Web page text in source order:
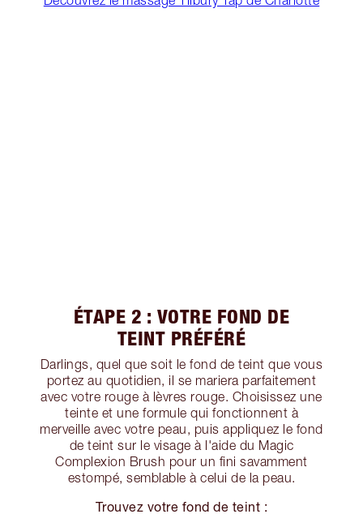
ÉTAPE 2 : VOTRE FOND DE
TEINT PRÉFÉRÉ
Darlings, quel que soit le fond de teint que vous
portez au quotidien, il se mariera parfaitement
avec votre rouge à lèvres rouge. Choisissez une
teinte et une formule qui fonctionnent à
merveille avec votre peau, puis appliquez le fond
de teint sur le visage à l'aide du Magic
Complexion Brush pour un fini savamment
estompé, semblable à celui de la peau.
Trouvez votre fond de teint :